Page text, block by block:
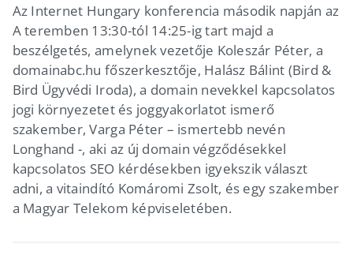
Az Internet Hungary konferencia második napján az
A teremben 13:30-tól 14:25-ig tart majd a
beszélgetés, amelynek vezetője Koleszár Péter, a
domainabc.hu főszerkesztője, Halász Bálint (Bird &
Bird Ügyvédi Iroda), a domain nevekkel kapcsolatos
jogi környezetet és joggyakorlatot ismerő
szakember, Varga Péter – ismertebb nevén
Longhand -, aki az új domain végződésekkel
kapcsolatos SEO kérdésekben igyekszik választ
adni, a vitaindító Komáromi Zsolt, és egy szakember
a Magyar Telekom képviseletében.